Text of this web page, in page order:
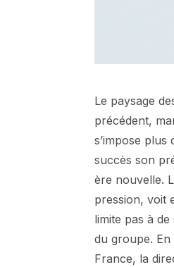
Le paysage
précédent,
s’impose
succès son
ère nouvelle.
pression, voit
limite pas à
du groupe.
France, la